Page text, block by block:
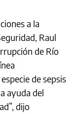
a la
Raul
de Río
de sepsis
ayuda del
dijo